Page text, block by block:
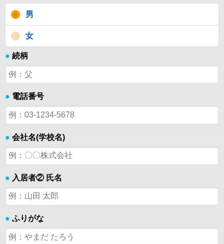
男
女
● 続柄
● 電話番号
● 会社名(学校名)
● 入居者② 氏名
● ふりがな